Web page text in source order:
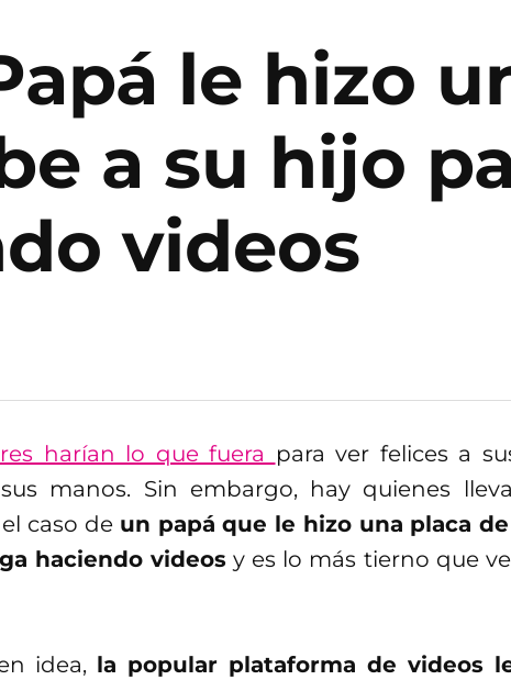
le hizo
a su hijo
videos
harían lo que fuera para ver felices a
manos. Sin embargo, hay quienes
caso de un papá que le hizo una placa
haciendo videosy es lo más tierno que
idea, la popular plataforma de videos